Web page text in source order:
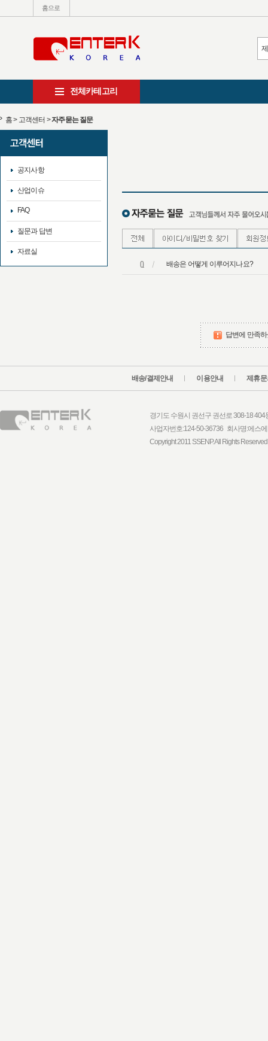
홈으로
전체카테고리
홈> 고객센터 >자주묻는 질문
공지사항
산업이슈
FAQ
질문과 답변
자료실
배송은 어떻게 이루어지나요?
답변에 만족
배송/결제안내 이용안내 제휴문
경기도 수원시 권선구 권선로 308-18
사업자번호:124-50-36736 회사명:에스
Copyright 2011 SSENP. All Rights Reserved